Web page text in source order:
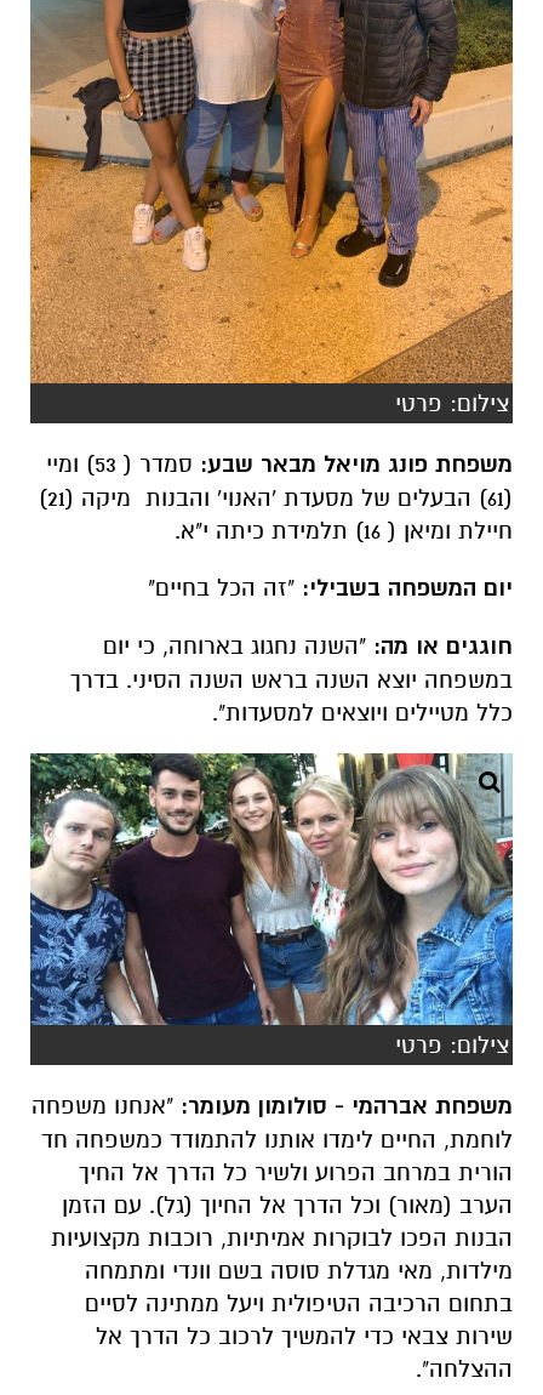
צילום: פרטי
משפחת פונג מויאל מבאר שבע:
סמדר ( 53) ומיי
(61) הבעלים של מסעדת 'האנוי' והבנות מיקה (21)
חיילת ומיאן ( 16) תלמידת כיתה י"א.
יום המשפחה בשבילי: "זה הכל בחיים"
חוגגים או מה: "השנה נחגוג בארוחה, כי יום
במשפחה יוצא השנה בראש השנה הסיני. בדרך
כלל מטיילים ויוצאים למסעדות".
צילום: פרטי
משפחת אברהמי - סולומון מעומר: "אנחנו משפחה
לוחמת, החיים לימדו אותנו להתמודד כמשפחה חד
הורית במרחב הפרוע ולשיר כל הדרך אל החיך
הערב (מאור) וכל הדרך אל החיוך (גל). עם הזמן
הבנות הפכו לבוקרות אמיתיות, רוכבות מקצועיות
מילדות, מאי מגדלת סוסה בשם וונדי ומתמחה
בתחום הרכיבה הטיפולית ויעל ממתינה לסיים
שירות צבאי כדי להמשיך לרכוב כל הדרך אל
ההצלחה".